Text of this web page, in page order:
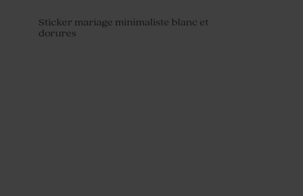
Sticker mariage minimaliste blanc et
dorures